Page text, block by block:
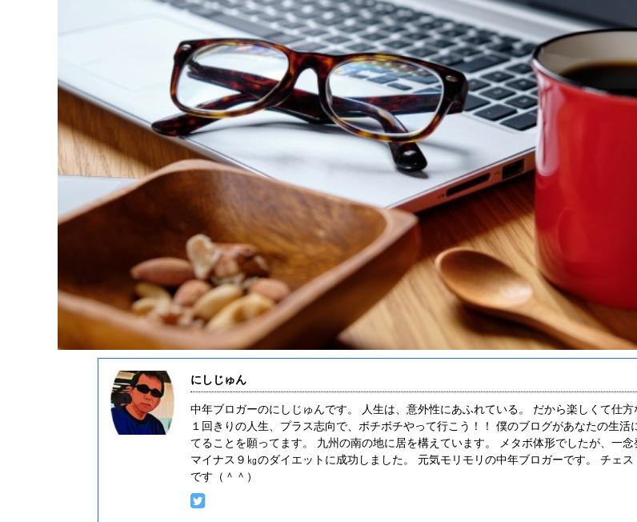
にしじゅん
中年ブロガーのにしじゅんです。 人生は、意外性にあふれている。 だから楽しくて仕
１回きりの人生、プラス志向で、ボチボチやって行こう！！ 僕のブログがあなたの生活
てることを願ってます。 九州の南の地に居を構えています。 メタボ体形でしたが、一念
マイナス９㎏のダイエットに成功しました。 元気モリモリの中年ブロガーです。 チェス
です（＾＾）
2021/7/25
お金が貯まらない人の玄関先でよくみかける
もの！ 一億円貯まる人の玄関先には、絶対
に置かないものがある！？
こんにちは、中年ブロガーのにしじゅんです。
今回のテーマは、「お金が貯まらない人の玄関
先でよくみかけるもの！ 一億円貯まる人の玄関
先には、絶対に置かないものがある！？」 これ
は、PREJIDENT Onlineの記事として掲載された
ファイナンシャルプランナー（以下ＦＰ）の藤
川太さんの言葉です。 藤川さんが家計診断した
２万人以上の膨大なユーザデータから導きだし
た結論に大いなる共感をした次第です。 その藤
川理論を前提に、僕自身が３０年間暮らす新興
（中興？）団地の３０００世帯の家々を眺めた
時に、あまりにも「まさ ...
2021/12/12
稲森佑貴は、鹿児島の星？！日本一曲げない
男への期待！
フォトギャラリーGDO(golfdigest.co.jp)引用
今回は、ゴルフの話題。 日本一曲げない男とい
えば稲森佑貴選手です。 ２０１５年から５年連
続フェアウエイキープ率１位の偉業を続けてい
ます。 １８年と２０年の日本オープンを制した
実績もあり大試合に強い男の印象があります。
２０２１年を締めくくる男子ツアーの最終戦
「ゴルフ日本シリーズ」（東京よみうりカンツ
リークラブ）での最終結果は？ 目次 稲森佑貴
選手は、最終戦８位に終わりました もし２０２
１年１２月の最終戦ゴルフ日本シリーズで優勝
すれば逆転の賞金 ...
末期がんのプロゴ
ン・モリスが刻ん
今回は、末期がんと
れた状況の中でもプ
そして、あきらめな
れる、そんなエピソ
10/30(土) 版に心に響
いましたのでその内
ルフ最高峰のアメリ
選手権２日目１０／
で出場した54歳のブ
９，２日目９２のス
選落ちしました。 ま
果で、「なんだコイ ...